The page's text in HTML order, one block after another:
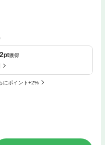
pt獲得
にポイント+2%